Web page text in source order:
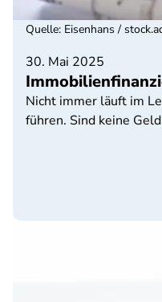
30. Mai 2025
Nicht immer läuft im
führen. Sind keine
Quelle: Eisenhans /